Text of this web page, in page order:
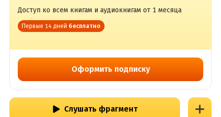
Доступ ко всем книгам и аудиокнигам от 1 месяца
Первые 14 дней бесплатно
Оформить подписку
Слушать фрагмент